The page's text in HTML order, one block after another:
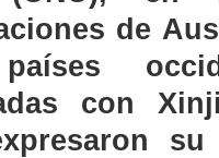
de
con